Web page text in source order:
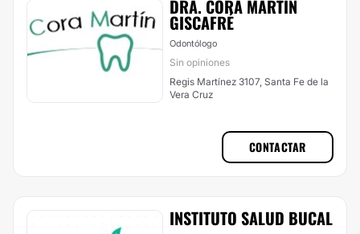
DRA. CORA MARTÍN
GISCAFRÉ
Odontólogo
Sin opiniones
Regis Martínez 3107, Santa Fe de la
Vera Cruz
CONTACTAR
INSTITUTO SALUD BUCAL